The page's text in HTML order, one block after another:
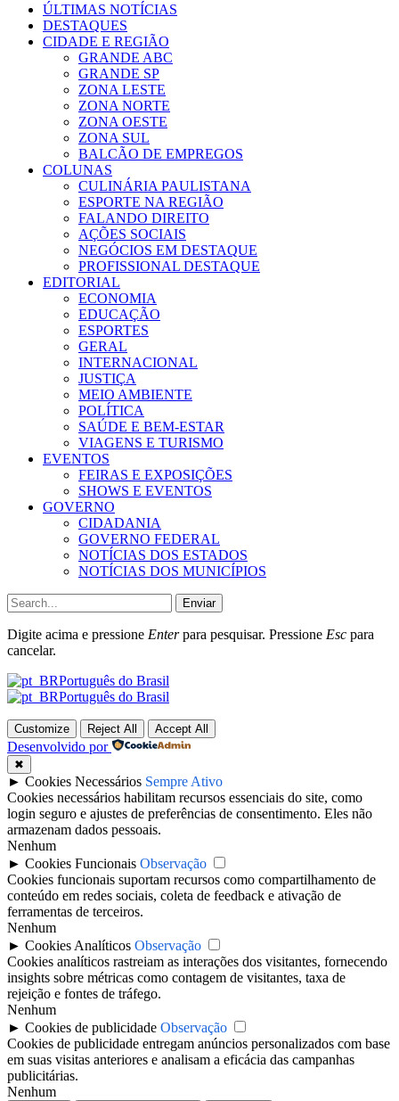
ÚLTIMAS NOTÍCIAS
DESTAQUES
CIDADE E REGIÃO
GRANDE ABC
GRANDE SP
ZONA LESTE
ZONA NORTE
ZONA OESTE
ZONA SUL
BALCÃO DE EMPREGOS
COLUNAS
CULINÁRIA PAULISTANA
ESPORTE NA REGIÃO
FALANDO DIREITO
AÇÕES SOCIAIS
NEGÓCIOS EM DESTAQUE
PROFISSIONAL DESTAQUE
EDITORIAL
ECONOMIA
EDUCAÇÃO
ESPORTES
GERAL
INTERNACIONAL
JUSTIÇA
MEIO AMBIENTE
POLÍTICA
SAÚDE E BEM-ESTAR
VIAGENS E TURISMO
EVENTOS
FEIRAS E EXPOSIÇÕES
SHOWS E EVENTOS
GOVERNO
CIDADANIA
GOVERNO FEDERAL
NOTÍCIAS DOS ESTADOS
NOTÍCIAS DOS MUNICÍPIOS
Enviar
Digite acima e pressione Enterpara pesquisar. Pressione Esc para
cancelar.
Português do Brasil
Português do Brasil
Customize Reject All Accept All
Desenvolvido por
✖
► Cookies Necessários Sempre Ativo
Cookies necessários habilitam recursos essenciais do site, como
login seguro e ajustes de preferências de consentimento. Eles não
armazenam dados pessoais.
Nenhum
► Cookies Funcionais Observação
Cookies funcionais suportam recursos como compartilhamento de
conteúdo em redes sociais, coleta de feedback e ativação de
ferramentas de terceiros.
Nenhum
► Cookies Analíticos Observação
Cookies analíticos rastreiam as interações dos visitantes, fornecendo
insights sobre métricas como contagem de visitantes, taxa de
rejeição e fontes de tráfego.
Nenhum
► Cookies de publicidade Observação
Cookies de publicidade entregam anúncios personalizados com base
em suas visitas anteriores e analisam a eficácia das campanhas
publicitárias.
Nenhum